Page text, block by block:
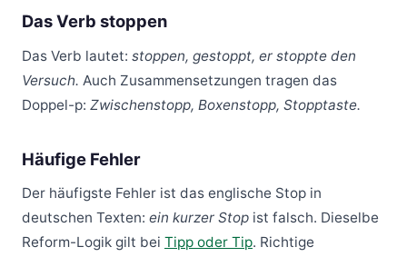
Das Verb stoppen
Das Verb lautet: stoppen, gestoppt, er stoppte den
Versuch. Auch Zusammensetzungen tragen das
Doppel-p: Zwischenstopp, Boxenstopp, Stopptaste.
Häufige Fehler
Der häufigste Fehler ist das englische Stop in
deutschen Texten: ein kurzer Stop ist falsch. Dieselbe
Reform-Logik gilt bei Tipp oder Tip. Richtige